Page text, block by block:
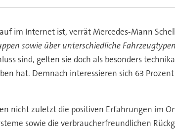
im Internet ist, verrät Mercedes-Mann
sowie über unterschiedliche
sind, gelten sie doch als besonders
hat. Demnach interessieren sich 63
nicht zuletzt die positiven Erfahrungen im
sowie die verbraucherfreundlichen